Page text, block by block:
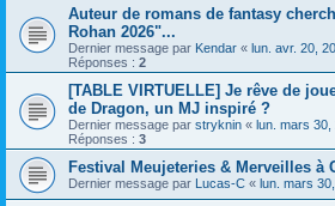
Auteur de romans de fantasy
Rohan 2026"...
Dernier message par Kendar « lun. avr. 20,
Réponses : 2
[TABLE VIRTUELLE] Je rêve de
de Dragon, un MJ inspiré ?
Dernier message par stryknin « lun. mars 30,
Réponses : 3
Festival Meujeteries & Merveilles à
Dernier message par Lucas-C « lun. mars